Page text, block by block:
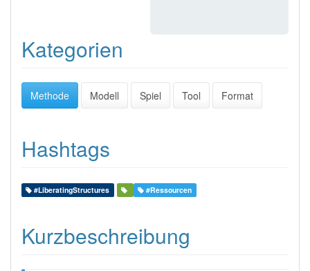
Kategorien
Methode Modell Spiel Tool Format
Hashtags
#LiberatingStructures #Ressourcen
Kurzbeschreibung